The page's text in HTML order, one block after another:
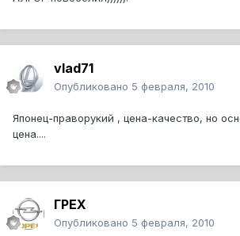
vlad71
Опубликовано 5 февраля, 2010
Японец-праворукий , цена-качество, но
цена....
ГРЕХ
Опубликовано 5 февраля, 2010